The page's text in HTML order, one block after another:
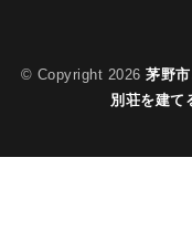
© Copyright 2026茅野
別荘を建て